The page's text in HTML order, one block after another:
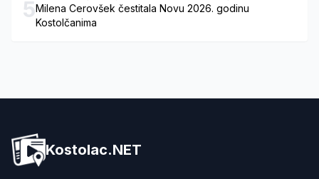
5Milena Cerovšek čestitala Novu 2026. godinu
Kostolčanima
Kostolac.NET